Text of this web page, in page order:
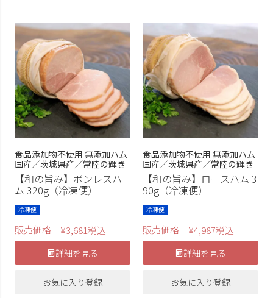
食品添加物不使用 無添加ハム
国産／茨城県産／常陸の輝き
【和の旨み】ボンレスハ
ム 320g（冷凍便）
冷凍便
販売価格 ¥3,681税込
詳細を見る
お気に入り登録
食品添加物不使用 無添加ハム
国産／茨城県産／常陸の輝き
【和の旨み】ロースハム 3
90g（冷凍便）
冷凍便
販売価格 ¥4,987税込
詳細を見る
お気に入り登録